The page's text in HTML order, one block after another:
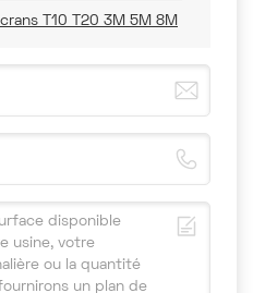
T10 T20 3M 5M 8M